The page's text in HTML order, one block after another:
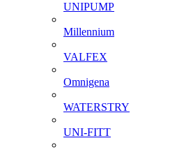
UNIPUMP
Millennium
VALFEX
Omnigena
WATERSTRY
UNI-FITT